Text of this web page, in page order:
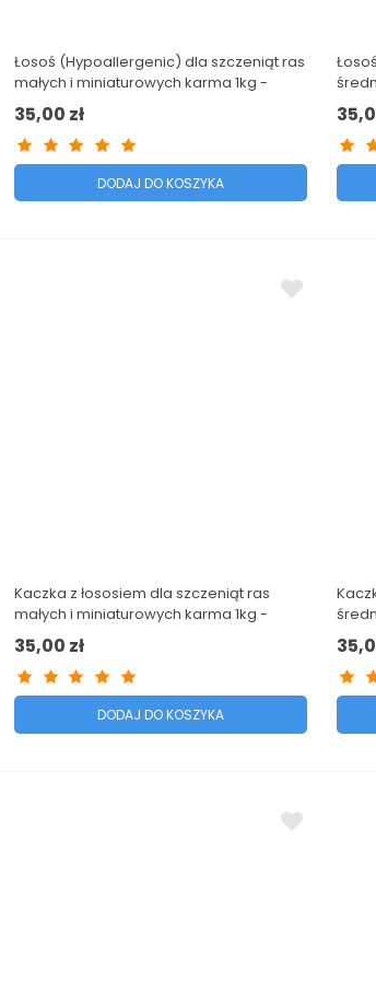
Łosoś (Hypoallergenic) dla szczeniąt ras
małych i miniaturowych karma 1kg -
Baltica Excellent
35,00 zł
DODAJ DO KOSZYKA
Kaczka z łososiem dla szczeniąt ras
małych i miniaturowych karma 1kg -
Baltica Excellent
35,00 zł
DODAJ DO KOSZYKA